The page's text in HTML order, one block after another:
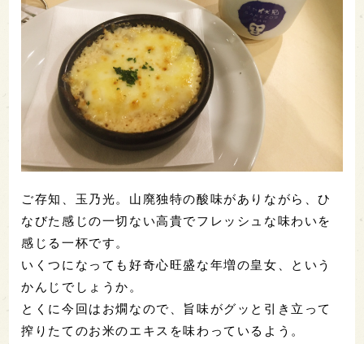
ご存知、玉乃光。山廃独特の酸味がありながら、ひ
なびた感じの一切ない高貴でフレッシュな味わいを
感じる一杯です。
いくつになっても好奇心旺盛な年増の皇女、という
かんじでしょうか。
とくに今回はお燗なので、旨味がグッと引き立って
搾りたてのお米のエキスを味わっているよう。